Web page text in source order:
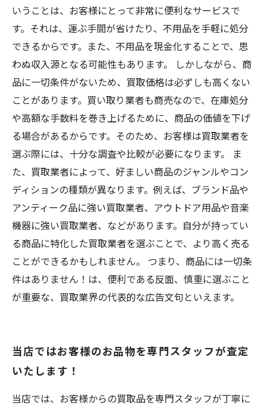
いうことは、お客様にとって非常に便利なサービスで
す。それは、運ぶ手間が省けたり、不用品を手軽に処分
できるからです。また、不用品を現金化することで、思
わぬ収入源となる可能性もあります。 しかしながら、商
品に一切条件がないため、買取価格は必ずしも高くない
ことがあります。買い取り業者も商売なので、在庫処分
や高額な手数料を巻き上げるために、商品の価値を下げ
る場合があるからです。そのため、お客様は買取業者を
選ぶ際には、十分な調査や比較が必要になります。 ま
た、買取業者によって、好ましい商品のジャンルやコン
ディションの種類が異なります。例えば、ブランド品や
アンティーク品に強い買取業者、アウトドア用品や音楽
機器に強い買取業者、などがあります。自分が持ってい
る商品に特化した買取業者を選ぶことで、より高く売る
ことができるかもしれません。 つまり、商品には一切条
件はありません！は、便利である反面、慎重に選ぶこと
が重要な、買取業界の代表的な広告文句といえます。
当店ではお客様のお品物を専門スタッフが査定
いたします！
当店では、お客様からの買取品を専門スタッフが丁寧に